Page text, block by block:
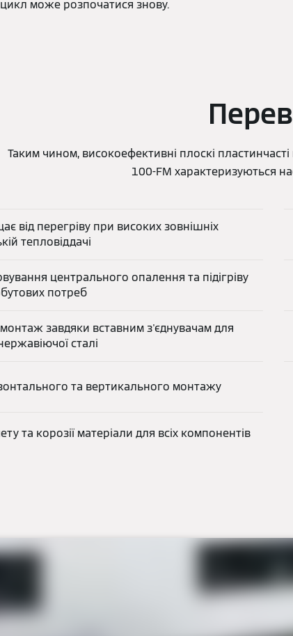
цикл може розпочатися знову.
Таким чином, високоефективні плоскі
100-FM характеризуються
від перегріву при високих зовнішніх
тепловіддачі
центрального опалення та підігріву
потреб
завдяки вставним з'єднувачам для
сталі
та вертикального монтажу
та корозії матеріали для всіх компонентів